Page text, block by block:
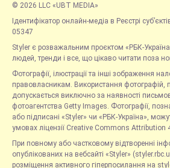
© 2026 LLC «UBT MEDIA»
Ідентифікатор онлайн-медіа в Реєстрі
05347
Styler є розважальним проєктом «РБК-
людей, тренди і все, що цікаво читати поза
Фотографії, ілюстрації та інші зображення
правовласникам. Використання фотографій,
допускається виключно за наявності
фотоагентства Getty Images. Фотографії,
або підписані «Styler» чи «РБК-Україна»,
умовах ліцензії Creative Commons Attribution
При повному або частковому відтворенні
опублікованих на вебсайті «Styler»
розміщення активного гіперпосилання на